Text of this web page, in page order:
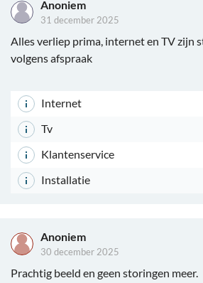
Anoniem
31 december 2025
Alles verliep prima, internet en TV zijn
volgens afspraak
Internet
Tv
Klantenservice
Installatie
Anoniem
30 december 2025
Prachtig beeld en geen storingen meer.